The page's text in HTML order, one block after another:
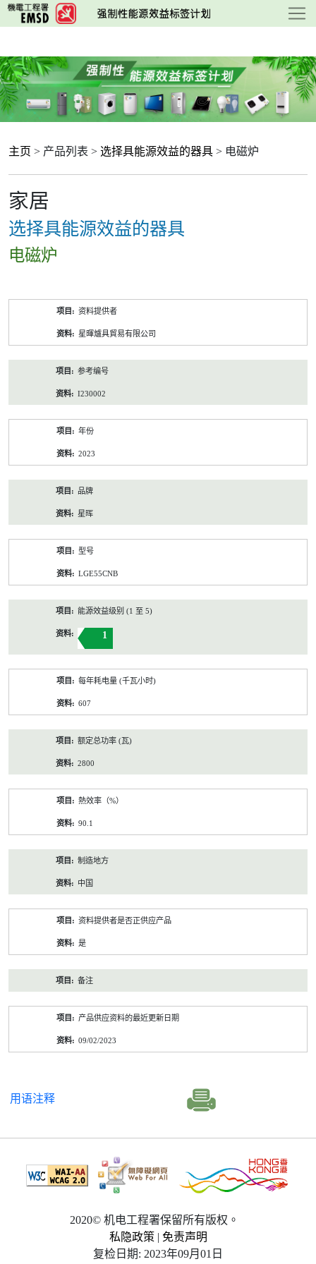
跳
至
要
内
容
主页 > 产品列表 > 选择具能源效益的器具 > 电磁炉
家居
选择具能源效益的器具
电磁炉
资料提供者
星暉爐具貿易有限公司
参考编号
I230002
年份
2023
品牌
星晖
型号
LGE55CNB
能源效益级别 (1 至 5)
1
每年耗电量 (千瓦小时)
607
额定总功率 (瓦)
2800
熱效率（%）
90.1
制造地方
中国
资料提供者是否正供应产品
是
备注
产品供应资料的最近更新日期
09/02/2023
用语注释
2020© 机电工程署保留所有版权。
私隐政策 | 免责声明
复检日期: 2023年09月01日